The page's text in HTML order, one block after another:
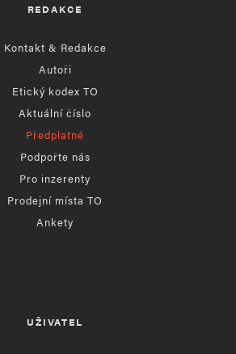
REDAKCE
Kontakt & Redakce
Autoři
Etický kodex TO
Aktuální číslo
Předplatné
Podpořte nás
Pro inzerenty
Prodejní místa TO
Ankety
UŽIVATEL